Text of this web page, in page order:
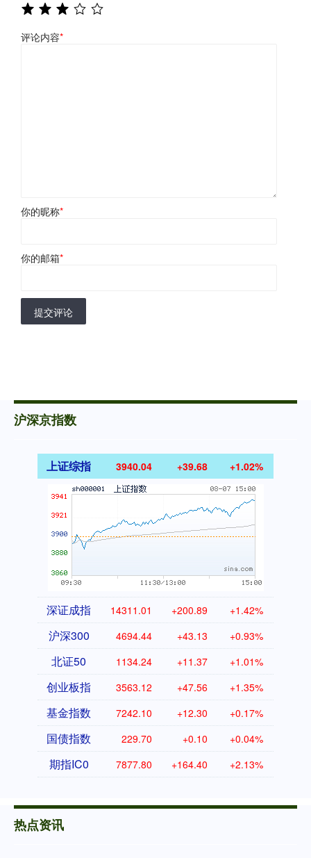
评论内容*
你的昵称*
你的邮箱*
提交评论
沪深京指数
上证综指 3940.04 +39.68 +1.02%
深证成指 14311.01 +200.89 +1.42%
沪深300 4694.44 +43.13 +0.93%
北证50 1134.24 +11.37 +1.01%
创业板指 3563.12 +47.56 +1.35%
基金指数 7242.10 +12.30 +0.17%
国债指数 229.70 +0.10 +0.04%
期指IC0 7877.80 +164.40 +2.13%
热点资讯